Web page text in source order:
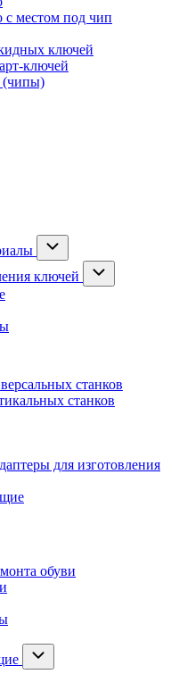
с местом под чип
ключей
ключей
(чипы)
ключей
станков
станков
для изготовления
обуви